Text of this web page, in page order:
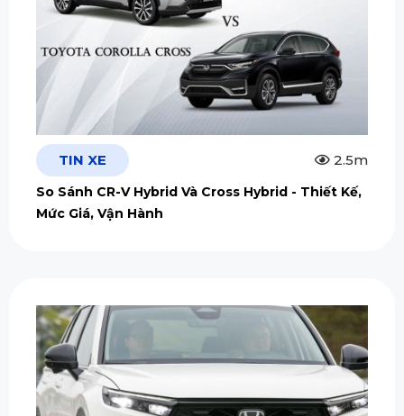
TIN XE 2.5m
So Sánh CR-V Hybrid Và Cross Hybrid - Thiết Kế,
Mức Giá, Vận Hành